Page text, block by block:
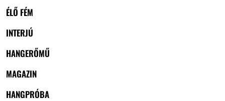
ÉLŐ FÉM
INTERJÚ
HANGERŐMŰ
MAGAZIN
HANGPRÓBA